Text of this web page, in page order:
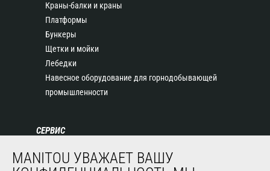
Краны-балки и краны
Платформы
Бункеры
Щетки и мойки
Лебедки
Навесное оборудование для горнодобывающей
промышленности
СЕРВИС
Финансирование
Продленная гарантия
MANITOU УВАЖАЕТ ВАШУ